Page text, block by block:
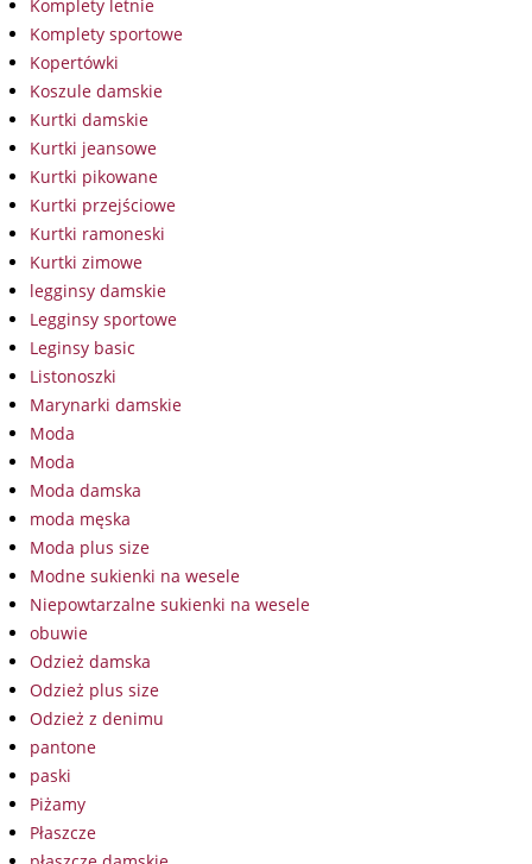
Komplety letnie
Komplety sportowe
Kopertówki
Koszule damskie
Kurtki damskie
Kurtki jeansowe
Kurtki pikowane
Kurtki przejściowe
Kurtki ramoneski
Kurtki zimowe
legginsy damskie
Legginsy sportowe
Leginsy basic
Listonoszki
Marynarki damskie
Moda
Moda
Moda damska
moda męska
Moda plus size
Modne sukienki na wesele
Niepowtarzalne sukienki na wesele
obuwie
Odzież damska
Odzież plus size
Odzież z denimu
pantone
paski
Piżamy
Płaszcze